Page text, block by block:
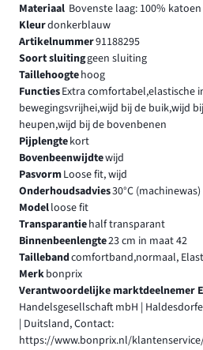
Materiaal Bovenste laag: 100% katoen
Kleurdonkerblauw
Artikelnummer91188295
Soort sluitinggeen sluiting
Taillehoogtehoog
FunctiesExtra comfortabel,elastische
bewegingsvrijhei,wijd bij de buik,wijd
heupen,wijd bij de bovenbenen
Pijplengtekort
Bovenbeenwijdtewijd
PasvormLoose fit, wijd
Onderhoudsadvies30°C (machinewas)
Modelloose fit
Transparantiehalf transparant
Binnenbeenlengte23 cm in maat 42
Taillebandcomfortband,normaal,
Merkbonprix
Verantwoordelijke marktdeelnemer
Handelsgesellschaft mbH |
| Duitsland, Contact:
https://www.bonprix.nl/